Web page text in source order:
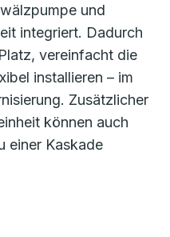
und
integriert. Dadurch
vereinfacht die
installieren – im
Zusätzlicher
können auch
einer Kaskade